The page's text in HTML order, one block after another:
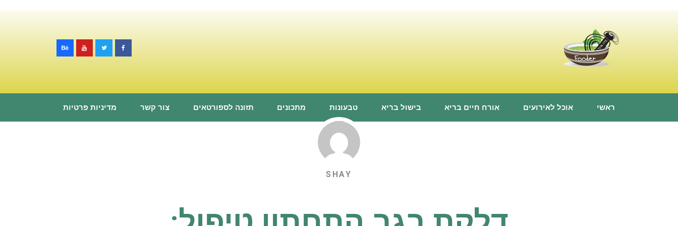
ראשי אוכל לאירועים אורח חיים בריא בישול בריא טבעונות מתכונים תזונה לספורטאים צור קשר מדיניות פרטיות
SHAY